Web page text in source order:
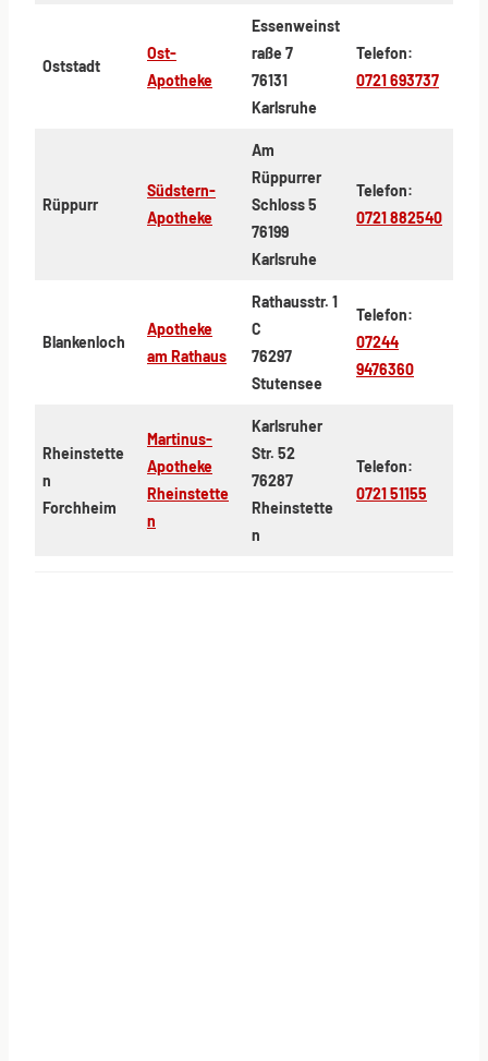
Oststadt
Ost-
Apotheke
Essenweinst
raße 7
76131
Karlsruhe
Telefon:
0721 693737
Rüppurr
Südstern-
Apotheke
Am
Rüppurrer
Schloss 5
76199
Karlsruhe
Telefon:
0721 882540
Blankenloch
Apotheke
am Rathaus
Rathausstr. 1
C
76297
Stutensee
Telefon:
07244
9476360
Rheinstette
n
Forchheim
Martinus-
Apotheke
Rheinstette
n
Karlsruher
Str. 52
76287
Rheinstette
n
Telefon:
0721 51155